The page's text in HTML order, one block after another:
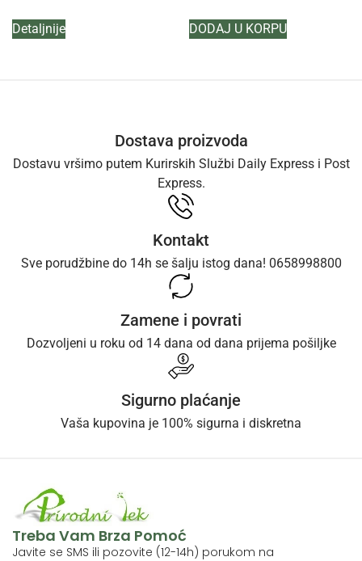
Detaljnije DODAJ U KORPU
Dostava proizvoda
Dostavu vršimo putem Kurirskih Službi Daily Express i Post
Express.
Kontakt
Sve porudžbine do 14h se šalju istog dana! 0658998800
Zamene i povrati
Dozvoljeni u roku od 14 dana od dana prijema pošiljke
Sigurno plaćanje
Vaša kupovina je 100% sigurna i diskretna
Treba Vam Brza Pomoć
Javite se SMS ili pozovite (12-14h) porukom na